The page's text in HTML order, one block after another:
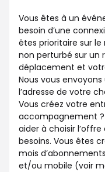
Vous êtes à un
besoin d’une
êtes prioritaire sur
non perturbé sur un
déplacement et
Nous vous
l’adresse de votre
Vous créez votre
accompagnement ?
aider à choisir
besoins. Vous êtes
mois
et/ou mobile (voir